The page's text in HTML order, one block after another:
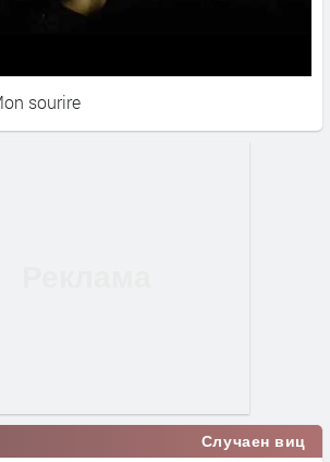
sourire
Случаен виц